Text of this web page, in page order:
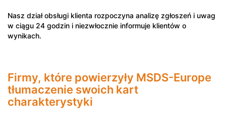
Nasz dział obsługi klienta rozpoczyna analizę zgłoszeń i uwag
w ciągu 24 godzin i niezwłocznie informuje klientów o
wynikach.
Firmy, które powierzyły MSDS-Europe
tłumaczenie swoich kart
charakterystyki